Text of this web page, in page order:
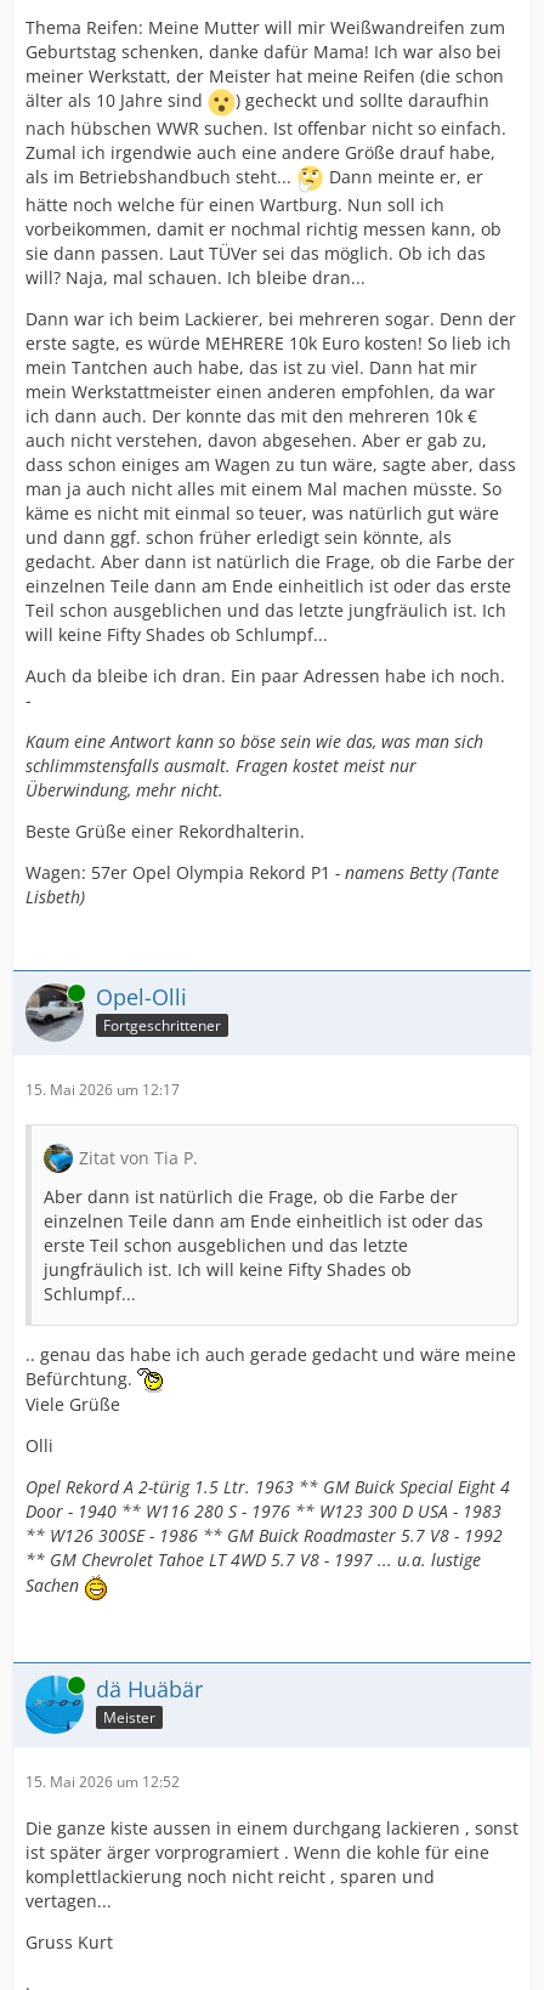
Thema Reifen: Meine Mutter will mir Weißwandreifen zum
Geburtstag schenken, danke dafür Mama! Ich war also bei
meiner Werkstatt, der Meister hat meine Reifen (die schon
älter als 10 Jahre sind
) gecheckt und sollte daraufhin
nach hübschen WWR suchen. Ist offenbar nicht so einfach.
Zumal ich irgendwie auch eine andere Größe drauf habe,
als im Betriebshandbuch steht...
Dann meinte er, er
hätte noch welche für einen Wartburg. Nun soll ich
vorbeikommen, damit er nochmal richtig messen kann, ob
sie dann passen. Laut TÜVer sei das möglich. Ob ich das
will? Naja, mal schauen. Ich bleibe dran...
Dann war ich beim Lackierer, bei mehreren sogar. Denn der
erste sagte, es würde MEHRERE 10k Euro kosten! So lieb ich
mein Tantchen auch habe, das ist zu viel. Dann hat mir
mein Werkstattmeister einen anderen empfohlen, da war
ich dann auch. Der konnte das mit den mehreren 10k €
auch nicht verstehen, davon abgesehen. Aber er gab zu,
dass schon einiges am Wagen zu tun wäre, sagte aber, dass
man ja auch nicht alles mit einem Mal machen müsste. So
käme es nicht mit einmal so teuer, was natürlich gut wäre
und dann ggf. schon früher erledigt sein könnte, als
gedacht. Aber dann ist natürlich die Frage, ob die Farbe der
einzelnen Teile dann am Ende einheitlich ist oder das erste
Teil schon ausgeblichen und das letzte jungfräulich ist. Ich
will keine Fifty Shades ob Schlumpf...
Auch da bleibe ich dran. Ein paar Adressen habe ich noch.
-
Kaum eine Antwort kann so böse sein wie das, was man sich
schlimmstensfalls ausmalt. Fragen kostet meist nur
Überwindung, mehr nicht.
Beste Grüße einer Rekordhalterin.
Wagen: 57er Opel Olympia Rekord P1 - namens Betty (Tante
Lisbeth)
Online Opel-Olli
Fortgeschrittener
15. Mai 2026 um 12:17
Zitat von Tia P.
Aber dann ist natürlich die Frage, ob die Farbe der
einzelnen Teile dann am Ende einheitlich ist oder das
erste Teil schon ausgeblichen und das letzte
jungfräulich ist. Ich will keine Fifty Shades ob
Schlumpf...
.. genau das habe ich auch gerade gedacht und wäre meine
Befürchtung.
Viele Grüße
Olli
Opel Rekord A 2-türig 1.5 Ltr. 1963 ** GM Buick Special Eight 4
Door - 1940 ** W116 280 S - 1976 ** W123 300 D USA - 1983
** W126 300SE - 1986 ** GM Buick Roadmaster 5.7 V8 - 1992
** GM Chevrolet Tahoe LT 4WD 5.7 V8 - 1997 ... u.a. lustige
Sachen
Online dä Huäbär
Meister
15. Mai 2026 um 12:52
Die ganze kiste aussen in einem durchgang lackieren , sonst
ist später ärger vorprogramiert . Wenn die kohle für eine
komplettlackierung noch nicht reicht , sparen und
vertagen...
Gruss Kurt
.